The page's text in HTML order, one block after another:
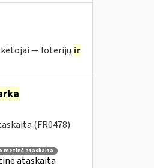
— loterijų ir
(FR0478)
metinė ataskaita
ataskaita